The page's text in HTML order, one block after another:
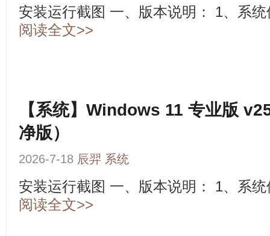
安装运行截图 一、版本说明： 1、系
阅读全文>>
【系统】Windows 11 专业版
净版）
2026-7-18 辰羿 系统
安装运行截图 一、版本说明： 1、系
阅读全文>>